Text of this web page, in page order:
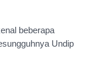
beberapa
Undip